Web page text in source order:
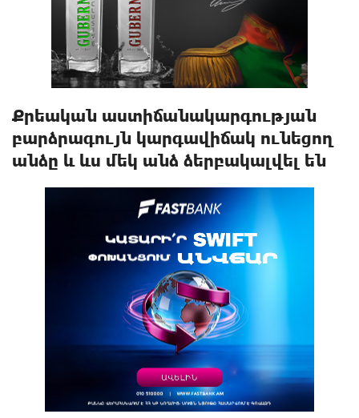
Քրեական աստիճանակարգության
բարձրագույն կարգավիճակ ունեցող
անձը և ևս մեկ անձ ձերբակալվել են